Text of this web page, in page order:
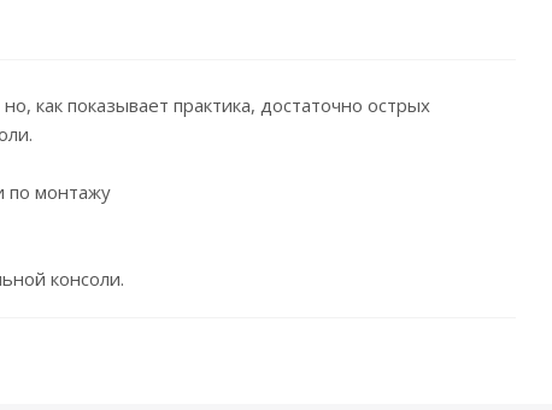
как показывает практика, достаточно острых
по монтажу
консоли.